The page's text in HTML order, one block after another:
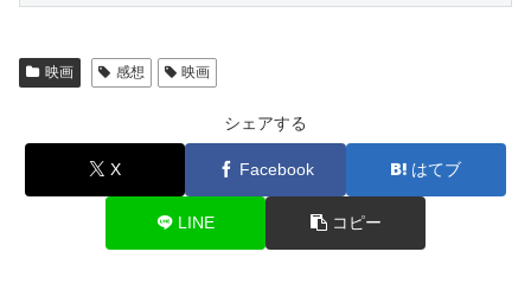
映画 感想 映画
シェアする
X Facebook はてブ
LINE コピー